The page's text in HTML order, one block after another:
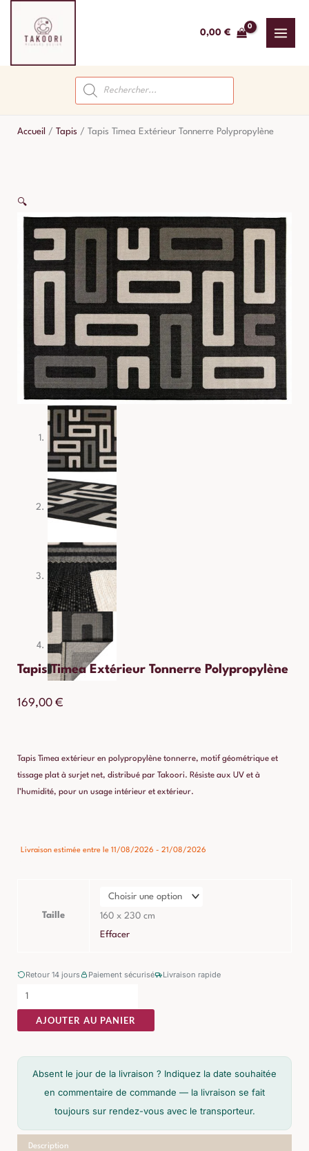
contenu
0,00 €
Recherche
de
produits
Accueil / Tapis / Tapis Timea Extérieur Tonnerre Polypropylène
🔍
Tapis Timea Extérieur Tonnerre Polypropylène
169,00 €
Tapis Timea extérieur en polypropylène tonnerre, motif géométrique et
tissage plat à surjet net, distribué par Takoori. Résiste aux UV et à
l’humidité, pour un usage intérieur et extérieur.
Livraison estimée entre le 11/08/2026 - 21/08/2026
Taille 160 x 230 cm
Effacer
Retour 14 jours Paiement sécurisé Livraison rapide
Extérieur
AJOUTER AU PANIER
Absent le jour de la livraison ? Indiquez la date souhaitée
en commentaire de commande — la livraison se fait
toujours sur rendez-vous avec le transporteur.
Description